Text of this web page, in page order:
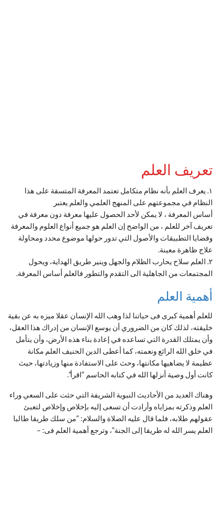
تعريف العلم
١. يعرف العلم بأنه نظام متكامل تعتمد المعرفة المتسقة على هذا
النظام في مجموعتهم على المنهج العلمي والعلم يعتبر
أساس المعرفة ، لا يمكن لأحد الحصول عليها معرفة دون معرفة في
تعريف آخر للعلم ، من الواضح إن العلم هو جميع أنواع العلوم والمعرفة
وقضايا التطبيقات والأصول التي تدور حولها موضوع محدد ومحاولة
علاج ظاهرة معينة.
٢. العلم سلاح يحارب الظلام والجهل وينير طريق الهداية، ويحول
المجتمعات من الجاهلية الى التقدم والتطور فالعلم أساس المعرفة.
أهمية العلم
للعلم أهمية كبرى فى حياتنا لذا وهب الله الإنسان عقلا ميزه به عن بقية
خليقته، لذلك كان من الضروري أن يوسع الإنسان من إدراك هذا العقل،
وأن يمتلك القدرة التي تساعده في إعادة بناء هذه الأرض، وأن يتأمل
في خلق الله الرائع ونعمته، كما أعطى الدين الحنيف العلم مكانة
عظيمة لا يضاهيها مكانتها، وحث على الاستفادة منها وزيادتها، حيث
كانت أول وصية أنزلها الله في كتابه الحاسم “اقرأ”.
وهناك العديد من الأحاديث النبوية الشريفة التي حثت على السعي وراء
العلم وذكرته بمزاياه وأرادت أن تسعى إليه بإخلاص وإخلاص لتعبئ
عقولهم طلابه، فلما قال عليه الصلاة والسلام: “من سلك طريقا طالبا
العلم يسر الله له طريقا إلى الجنة”، وترجع أهمية العلم فى: –